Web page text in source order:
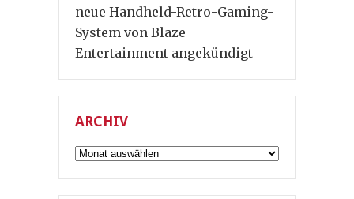
neue Handheld-Retro-Gaming-
System von Blaze
Entertainment angekündigt
ARCHIV
Archiv